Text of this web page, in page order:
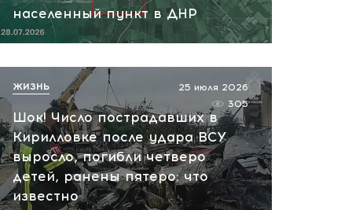
НАТО планирует и
России! Сенсационное
заявление хакеров
07.08.2026 10:07
населенный пункт в ДНР
Шок! Число пострадавших в
Кирилловке после удара ВСУ
выросло, погибли четверо
детей, ранены пятеро: что
известно
25 июля 2026
305
ЖИЗНЬ